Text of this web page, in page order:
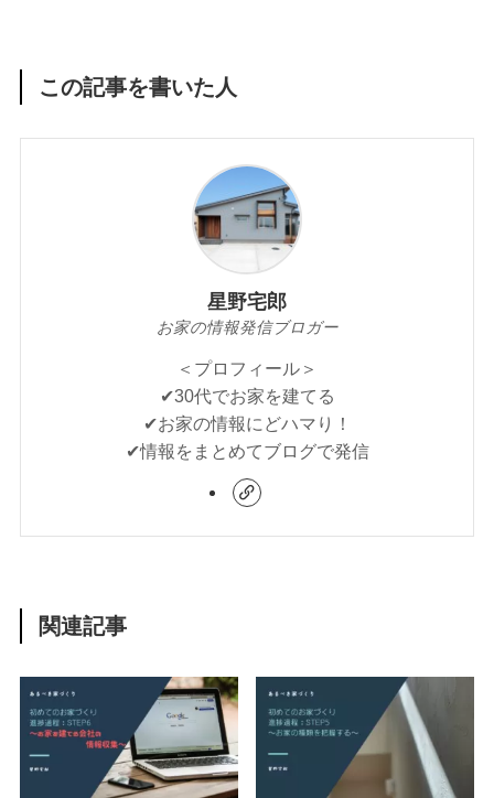
この記事を書いた人
星野宅郎
お家の情報発信ブロガー
＜プロフィール＞
✔︎30代でお家を建てる
✔︎お家の情報にどハマり！
✔︎情報をまとめてブログで発信
関連記事